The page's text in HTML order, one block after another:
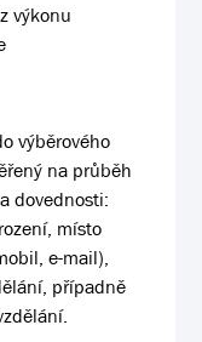
výkonu
výběrového
na průběh
dovednosti:
místo
e-mail),
případně